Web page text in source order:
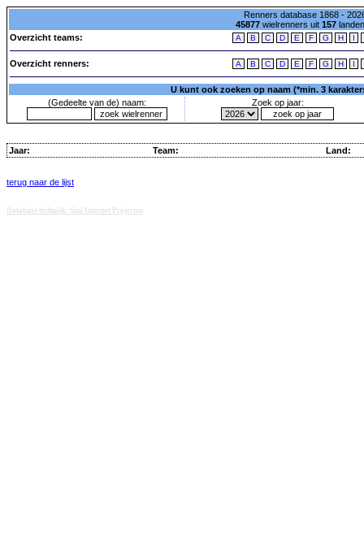
Renners database 1868 -
45877wielrenners uit 157
Overzicht teams:
A B C D E F G H I
Overzicht renners: A B C D E F G H I
U kunt ook zoeken op naam (*min. 3
(Gedeelte van de) naam:
Zoek op jaar:
Jaar: Team: Land:
terug naar de lijst
Database techniek: Sini Internet Projecten